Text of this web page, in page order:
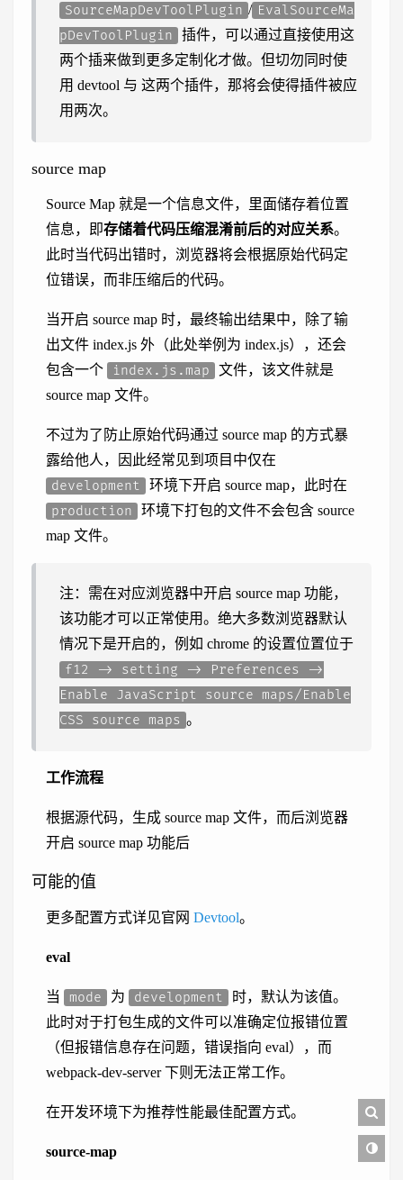
SourceMapDevToolPlugin / EvalSourceMa
pDevToolPlugin
插件，可以通过直接使用这
两个插来做到更多定制化才做。但切勿同时使
用 devtool 与 这两个插件，那将会使得插件被应
用两次。
source map
Source Map 就是一个信息文件，里面储存着位置
信息，即存储着代码压缩混淆前后的对应关系。
此时当代码出错时，浏览器将会根据原始代码定
位错误，而非压缩后的代码。
当开启 source map 时，最终输出结果中，除了输
出文件 index.js 外（此处举例为 index.js），还会
包含一个
index.js.map
文件，该文件就是
source map 文件。
不过为了防止原始代码通过 source map 的方式暴
露给他人，因此经常见到项目中仅在
development
环境下开启 source map，此时在
production
环境下打包的文件不会包含 source
map 文件。
注：需在对应浏览器中开启 source map 功能，
该功能才可以正常使用。绝大多数浏览器默认
情况下是开启的，例如 chrome 的设置位置位于
f12 -> setting -> Preferences ->
Enable JavaScript source maps/Enable
CSS source maps 。
工作流程
根据源代码，生成 source map 文件，而后浏览器
开启 source map 功能后
可能的值
更多配置方式详见官网 Devtool。
eval
当 mode 为 development
时，默认为该值。
此时对于打包生成的文件可以准确定位报错位置
（但报错信息存在问题，错误指向 eval），而
webpack-dev-server 下则无法正常工作。
在开发环境下为推荐性能最佳配置方式。
source-map